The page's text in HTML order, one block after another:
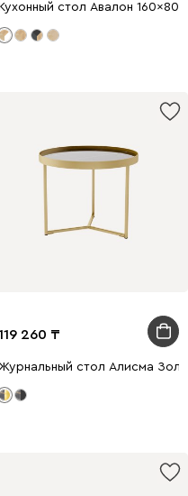
Белый/Натуральный
Кухонный стол Авалон
260
стол Алисма